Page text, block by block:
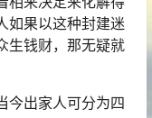
如果以这种封建迷
生钱财，那无疑就
今出家人可分为四